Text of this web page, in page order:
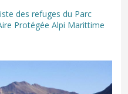
des refuges du Parc
Protégée Alpi Marittime